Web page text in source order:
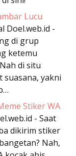
Lucu
Doel.web.id -
di grup
ketemu
di situ
suasana, yakni
Stiker WA
- Saat
dikirim stiker
Nah,